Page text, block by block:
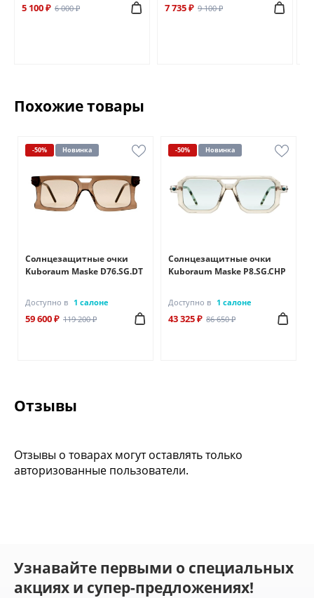
5 100 ₽ 6 000 ₽ 7 735 ₽ 9 100 ₽
Похожие товары
-50% Новинка
Солнцезащитные очки
Kuboraum Maske D76.SG.DT
Доступно в 1 салоне
59 600 ₽ 119 200 ₽
-50% Новинка
Солнцезащитные очки
Kuboraum Maske P8.SG.CHP
Доступно в 1 салоне
43 325 ₽ 86 650 ₽
Отзывы
Отзывы о товарах могут оставлять только
авторизованные пользователи.
Узнавайте первыми о специальных
акциях и супер-предложениях!